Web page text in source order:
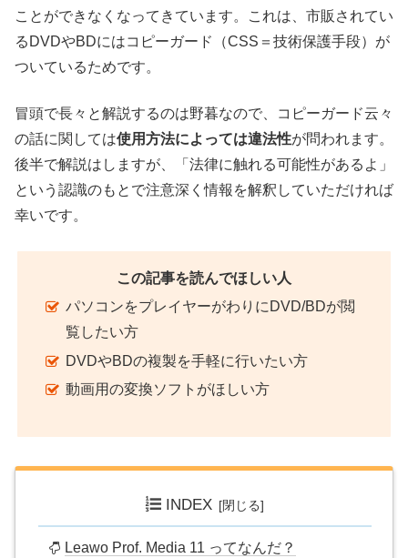
ことができなくなってきています。これは、市販されてい
るDVDやBDにはコピーガード（CSS＝技術保護手段）が
ついているためです。
冒頭で長々と解説するのは野暮なので、コピーガード云々
の話に関しては使用方法によっては違法性が問われます。
後半で解説はしますが、「法律に触れる可能性があるよ」
という認識のもとで注意深く情報を解釈していただければ
幸いです。
この記事を読んでほしい人
パソコンをプレイヤーがわりにDVD/BDが閲
覧したい方
DVDやBDの複製を手軽に行いたい方
動画用の変換ソフトがほしい方
INDEX
Leawo Prof. Media 11 ってなんだ？